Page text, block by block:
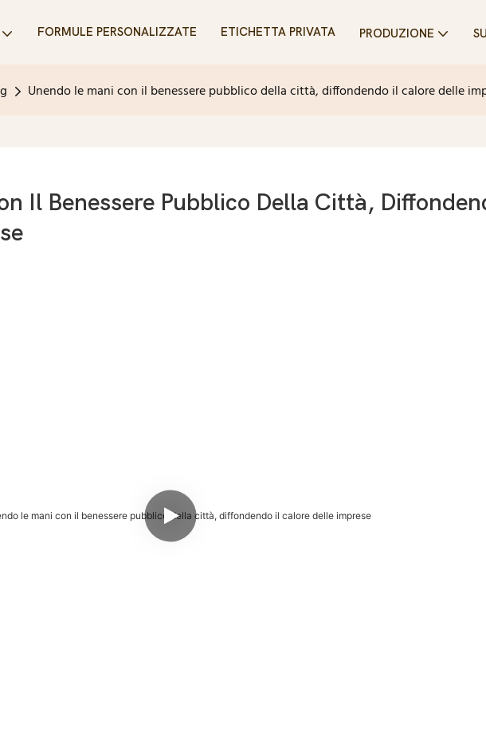
FORMULE PERSONALIZZATE ETICHETTA PRIVATA PRODUZIONE
Unendo le mani con il benessere pubblico della città, diffondendo il calore delle
Il Benessere Pubblico Della Città,